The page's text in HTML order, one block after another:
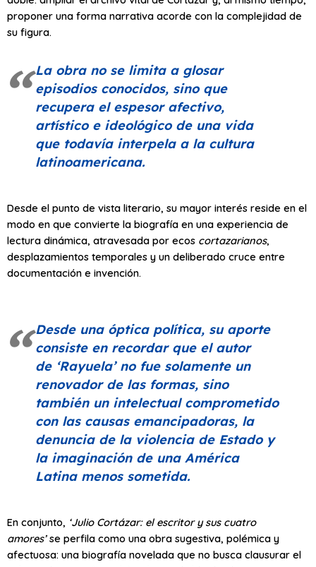
proponer una forma narrativa acorde con la complejidad de
su figura.
La obra no se limita a glosar
episodios conocidos, sino que
recupera el espesor afectivo,
artístico e ideológico de una vida
que todavía interpela a la cultura
latinoamericana.
Desde el punto de vista literario, su mayor interés reside en el
modo en que convierte la biografía en una experiencia de
lectura dinámica, atravesada por ecos cortazarianos,
desplazamientos temporales y un deliberado cruce entre
documentación e invención.
Desde una óptica política, su aporte
consiste en recordar que el autor
de ‘Rayuela’no fue solamente un
renovador de las formas, sino
también un intelectual comprometido
con las causas emancipadoras, la
denuncia de la violencia de Estado y
la imaginación de una América
Latina menos sometida.
En conjunto, ‘Julio Cortázar: el escritor y sus cuatro
amores’se perfila como una obra sugestiva, polémica y
afectuosa: una biografía novelada que no busca clausurar el